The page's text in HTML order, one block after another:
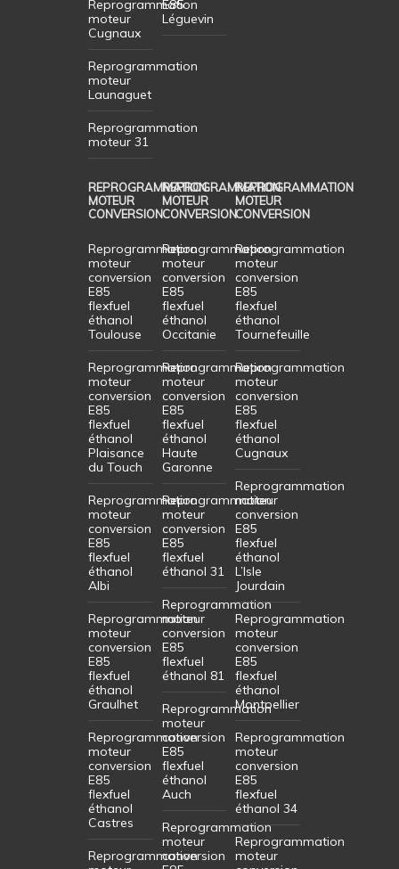
Reprogrammation
moteur
Cugnaux
Reprogrammation
moteur
Launaguet
Reprogrammation
moteur 31
E85
Léguevin
REPROGRAMMATION
MOTEUR
CONVERSION
Reprogrammation
moteur
conversion
E85
flexfuel
éthanol
Toulouse
Reprogrammation
moteur
conversion
E85
flexfuel
éthanol
Plaisance
du Touch
Reprogrammation
moteur
conversion
E85
flexfuel
éthanol
Albi
Reprogrammation
moteur
conversion
E85
flexfuel
éthanol
Graulhet
Reprogrammation
moteur
conversion
E85
flexfuel
éthanol
Castres
Reprogrammation
REPROGRAMMATION
MOTEUR
CONVERSION
Reprogrammation
moteur
conversion
E85
flexfuel
éthanol
Occitanie
Reprogrammation
moteur
conversion
E85
flexfuel
éthanol
Haute
Garonne
Reprogrammation
moteur
conversion
E85
flexfuel
éthanol 31
Reprogrammation
moteur
conversion
E85
flexfuel
éthanol 81
Reprogrammation
moteur
conversion
E85
flexfuel
éthanol
Auch
Reprogrammation
moteur
conversion
REPROGRAMMATION
MOTEUR
CONVERSION
Reprogrammation
moteur
conversion
E85
flexfuel
éthanol
Tournefeuille
Reprogrammation
moteur
conversion
E85
flexfuel
éthanol
Cugnaux
Reprogrammation
moteur
conversion
E85
flexfuel
éthanol
L’Isle
Jourdain
Reprogrammation
moteur
conversion
E85
flexfuel
éthanol
Montpellier
Reprogrammation
moteur
conversion
E85
flexfuel
éthanol 34
Reprogrammation
moteur